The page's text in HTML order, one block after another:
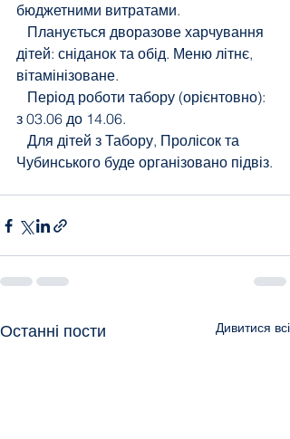
бюджетними витратами.
Планується дворазове харчування
дітей: сніданок та обід. Меню літнє,
вітамінізоване.
Період роботи табору (орієнтовно):
з 03.06 до 14.06.
Для дітей з Табору, Пролісок та
Чубинського буде організовано підвіз.
Останні пости Дивитися всі